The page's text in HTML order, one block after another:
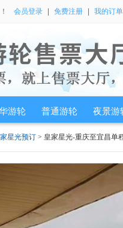
会员登录 免费注册 我的订单
游轮 普通游轮 夜景游
星光预订 > 皇家星光-重庆至宜昌单